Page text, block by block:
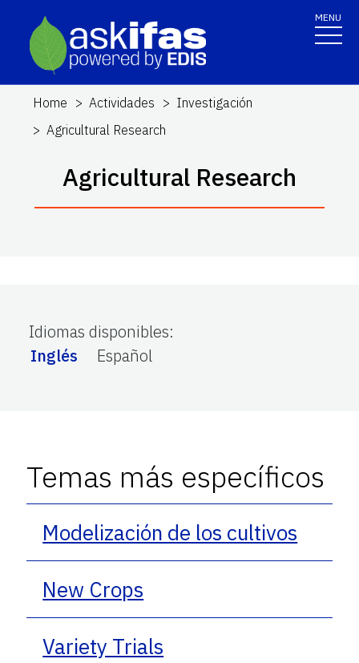
MENU
Home Actividades
Investigación
Agricultural Research
Agricultural Research
Idiomas disponibles:
Inglés
Español
Temas más específicos
Modelización de los cultivos
New Crops
Variety Trials